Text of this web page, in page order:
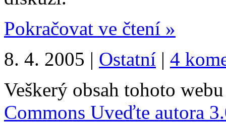
Pokračovat ve čtení »
8. 4. 2005 | Ostatní | 4
Veškerý obsah tohoto
Commons Uveďte autora